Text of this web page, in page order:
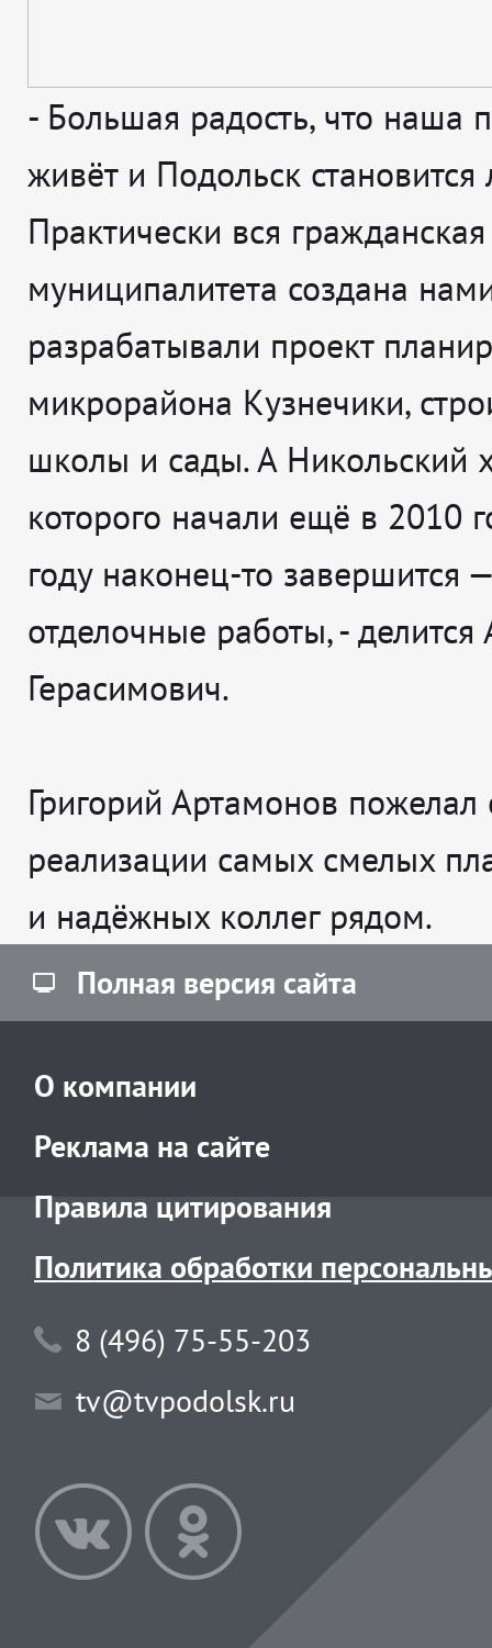
- Большая радость, что наша
живёт и Подольск становится
Практически вся
муниципалитета создана
разрабатывали проект
микрорайона Кузнечики,
школы и сады. А Никольский
которого начали ещё в 2010
году наконец-то завершится
отделочные работы, - делится
Герасимович.
Григорий Артамонов пожелал
реализации самых смелых
и надёжных коллег рядом.
Полная версия сайта
О компании
Реклама на сайте
Правила цитирования
Политика обработки
8 (496) 75-55-203
tv@tvpodolsk.ru